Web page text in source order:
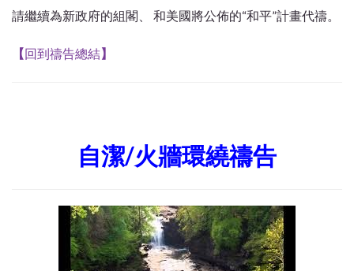
請繼續為新政府的組閣、 和美國將公佈的“和平”計畫代禱。
【回到禱告總結】
自潔/火牆環繞禱告